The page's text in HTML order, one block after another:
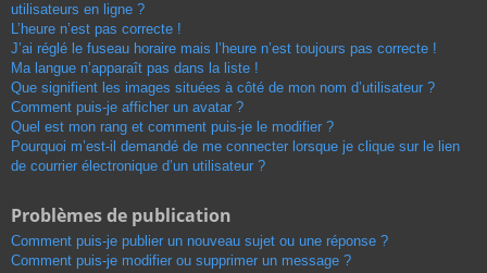
utilisateurs en ligne ?
L’heure n’est pas correcte !
J’ai réglé le fuseau horaire mais l’heure n’est toujours pas correcte !
Ma langue n’apparaît pas dans la liste !
Que signifient les images situées à côté de mon nom d’utilisateur ?
Comment puis-je afficher un avatar ?
Quel est mon rang et comment puis-je le modifier ?
Pourquoi m’est-il demandé de me connecter lorsque je clique sur le lien
de courrier électronique d’un utilisateur ?
Problèmes de publication
Comment puis-je publier un nouveau sujet ou une réponse ?
Comment puis-je modifier ou supprimer un message ?